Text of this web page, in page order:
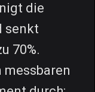
die
senkt
70%.